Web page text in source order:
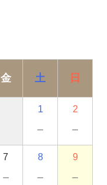
金 土 日
1
－
2
－
7
－
8
－
9
－